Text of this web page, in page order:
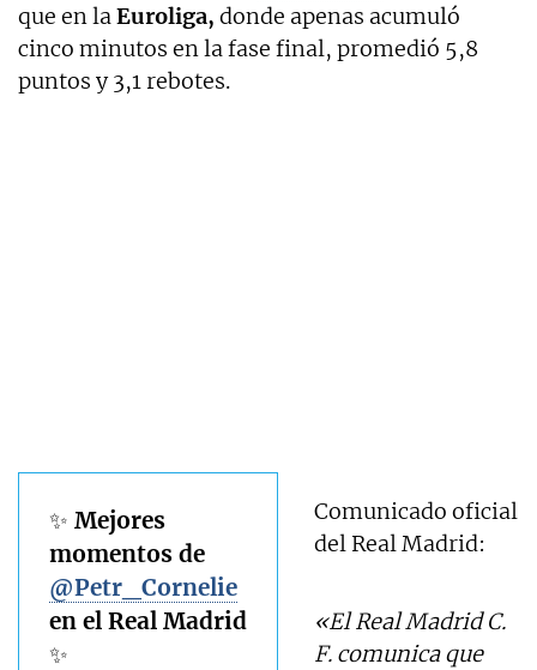
que en laEuroliga, donde apenas acumuló
cinco minutos en la fase final, promedió 5,8
puntos y 3,1 rebotes.
✨ Mejores
momentos de
@Petr_Cornelie
en el Real Madrid
✨
Comunicado oficial
del Real Madrid:
«El Real Madrid C.
F. comunica que